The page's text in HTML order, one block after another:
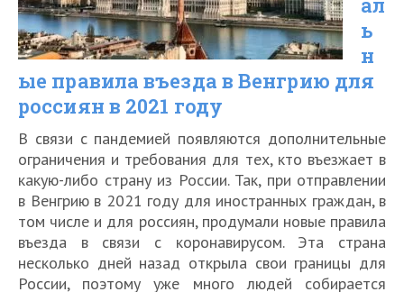
коронавируса
в
2021
ь
н
ые правила въезда в Венгрию для
россиян в 2021 году
В связи с пандемией появляются дополнительные
ограничения и требования для тех, кто въезжает в
какую-либо страну из России. Так, при отправлении
в Венгрию в 2021 году для иностранных граждан, в
том числе и для россиян, продумали новые правила
въезда в связи с коронавирусом. Эта страна
несколько дней назад открыла свои границы для
России, поэтому уже много людей собирается